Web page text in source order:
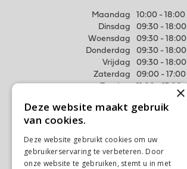
Maandag
10:00 - 18:00
Dinsdag
09:30 - 18:00
Woensdag
09:30 - 18:00
Donderdag
09:30 - 18:00
Vrijdag
09:30 - 18:00
Zaterdag
09:00 - 17:00
Meer weten
Algemene voorwaarden
Privacy Statement
Disclaimer
×
Deze website maakt gebruik
van cookies.
Deze website gebruikt cookies om uw
gebruikerservaring te verbeteren. Door
onze website te gebruiken, stemt u in met